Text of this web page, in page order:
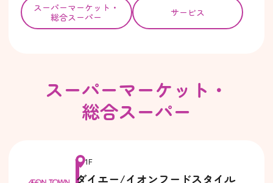
スーパーマーケット・
総合スーパー
サービス
スーパーマーケット・
総合スーパー
1F
ダイエー/イオンフードスタイル